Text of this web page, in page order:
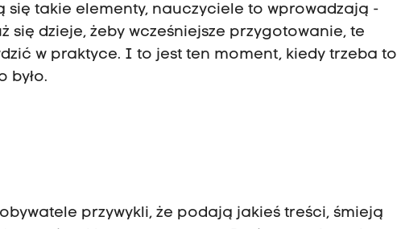
się takie elementy, nauczyciele to wprowadzają -
się dzieje, żeby wcześniejsze przygotowanie, te
w praktyce. I to jest ten moment, kiedy trzeba to
było.
obywatele przywykli, że podają jakieś treści, śmieją